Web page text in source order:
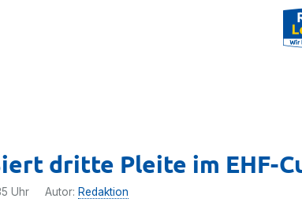
dritte Pleite im EHF-
Uhr Autor: Redaktion